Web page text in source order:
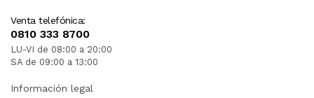
Venta telefónica:
0810 333 8700
LU-VI de 08:00 a 20:00
SA de 09:00 a 13:00
Información legal